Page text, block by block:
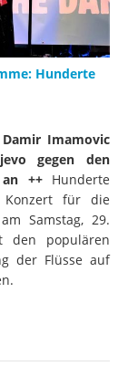
Hunderte
Imamovic
gegen den
++ Hunderte
Konzert für die
Samstag, 29.
den populären
der Flüsse auf